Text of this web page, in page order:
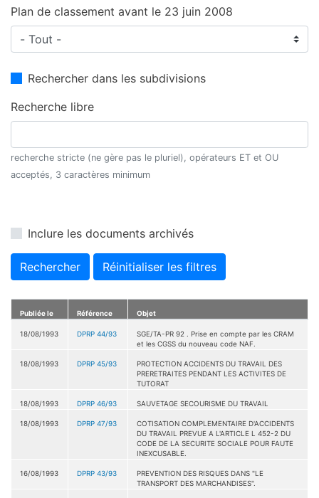
Plan de classement avant le 23 juin 2008
Rechercher dans les subdivisions
Recherche libre
recherche stricte (ne gère pas le pluriel), opérateurs ET et OU
acceptés, 3 caractères minimum
Inclure les documents archivés
Rechercher Réinitialiser les filtres
Publiée le Référence Objet
18/08/1993 DPRP 44/93
SGE/TA-PR 92 . Prise en compte par les CRAM
et les CGSS du nouveau code NAF.
18/08/1993 DPRP 45/93
PROTECTION ACCIDENTS DU TRAVAIL DES
PRERETRAITES PENDANT LES ACTIVITES DE
TUTORAT
18/08/1993 DPRP 46/93 SAUVETAGE SECOURISME DU TRAVAIL
18/08/1993 DPRP 47/93
COTISATION COMPLEMENTAIRE D'ACCIDENTS
DU TRAVAIL PREVUE A L'ARTICLE L 452-2 DU
CODE DE LA SECURITE SOCIALE POUR FAUTE
INEXCUSABLE.
16/08/1993 DPRP 43/93
PREVENTION DES RISQUES DANS "LE
TRANSPORT DES MARCHANDISES".